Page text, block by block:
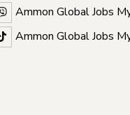
Ammon Global Jobs
Ammon Global Jobs